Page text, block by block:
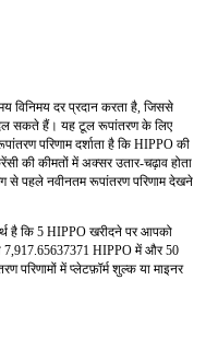
विनिमय दर प्रदान करता है, जिससे
सकते हैं। यह टूल रूपांतरण के लिए
परिणाम दर्शाता है कि HIPPO की
की कीमतों में अक्सर उतार-चढ़ाव होता
से पहले नवीनतम रूपांतरण परिणाम देखने
है कि 5 HIPPO खरीदने पर आपको
7,917.65637371 HIPPO में और 50
में प्लेटफ़ॉर्म शुल्क या माइनर